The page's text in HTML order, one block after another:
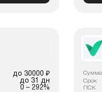
до 30000 ₽
до 31 дн
0 – 292%
Сумма
Срок
ПСК